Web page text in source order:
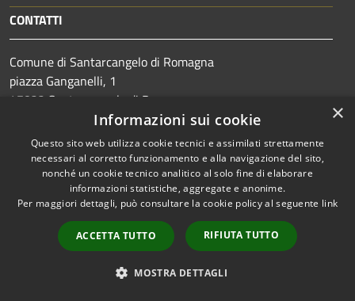
CONTATTI
Comune di Santarcangelo di Romagna
piazza Ganganelli, 1
47822 Santarcangelo di Romagna
Codice Fiscale: 01219190400
Partita IVA: 01219190400
Centralino Unico: 0541/356.111
pec@pec.comune.santarcangelo.rn.it
Prenotazione appuntamento
×
Informazioni sui cookie
Questo sito web utilizza cookie tecnici e assimilati strettamente
necessari al corretto funzionamento e alla navigazione del sito,
nonché un cookie tecnico analitico al solo fine di elaborare
informazioni statistiche, aggregate e anonime.
Per maggiori dettagli, può consultare la cookie policy al seguente link
ACCETTA TUTTO RIFIUTA TUTTO
MOSTRA DETTAGLI